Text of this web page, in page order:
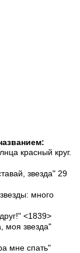
красный круг.
звезда" 29
много
<1839>
моя звезда"
мне спать"